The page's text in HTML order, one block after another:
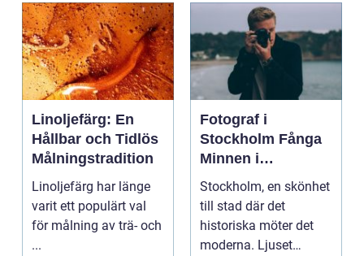
Linoljefärg: En
Hållbar och Tidlös
Målningstradition
Linoljefärg har länge
varit ett populärt val
för målning av trä- och
...
Fotograf i
Stockholm Fånga
Minnen i
Huvudstaden
Stockholm, en skönhet
till stad där det
historiska möter det
moderna. Ljuset